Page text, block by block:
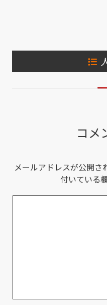
コメ
メールアドレスが公開さ
付いている